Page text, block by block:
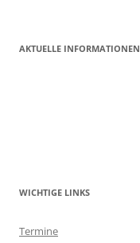
AKTUELLE INFORMATIONEN
WICHTIGE LINKS
Termine